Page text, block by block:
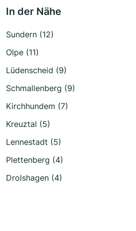
In der Nähe
Sundern (12)
Olpe (11)
Lüdenscheid (9)
Schmallenberg (9)
Kirchhundem (7)
Kreuztal (5)
Lennestadt (5)
Plettenberg (4)
Drolshagen (4)